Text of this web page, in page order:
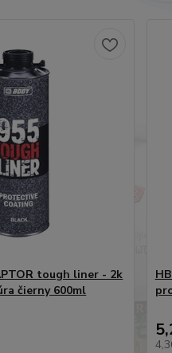
tough liner - 2k
čierny 600ml